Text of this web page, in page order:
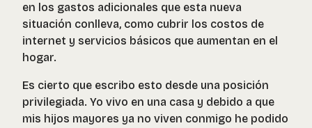
en los gastos adicionales que esta nueva
situación conlleva, como cubrir los costos de
internet y servicios básicos que aumentan en el
hogar.
Es cierto que escribo esto desde una posición
privilegiada. Yo vivo en una casa y debido a que
mis hijos mayores ya no viven conmigo he podido